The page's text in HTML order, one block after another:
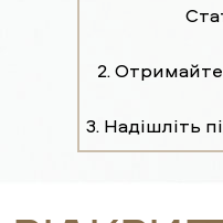
2.
3. Надішліть